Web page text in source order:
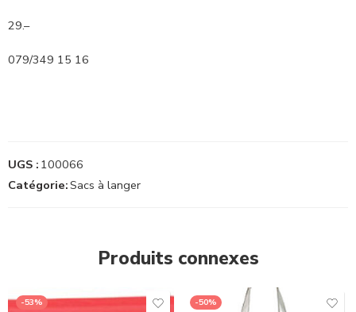
29.–
079/349 15 16
UGS : 100066
Catégorie:Sacs à langer
Produits connexes
-53% -50%